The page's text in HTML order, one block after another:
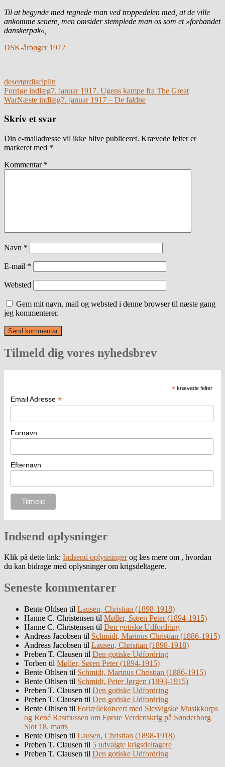
Til at begynde med regnede man ved troppedelen med, at de ville
ankomme senere, men omsider stemplede man os som et »forbandet
danskerpak«,
DSK-årbøger 1972
desertørdisciplin
Indlægsnavigation
Forrige indlæg7. januar 1917. Ugens kampe fra The Great
WarNæste indlæg7. januar 1917 – De faldne
Skriv et svar
Din e-mailadresse vil ikke blive publiceret. Krævede felter er
markeret med *
Kommentar *
Navn *
E-mail *
Websted
Gem mit navn, mail og websted i denne browser til næste gang
jeg kommenterer.
Tilmeld dig vores nyhedsbrev
* krævede felter
Email Adresse *
Fornavn
Efternavn
Indsend oplysninger
Klik på dette link: Indsend oplysningerog læs mere om , hvordan
du kan bidrage med oplysninger om krigsdeltagere.
Seneste kommentarer
Bente Ohlsen til Lausen, Christian (1898-1918)
Hanne C. Christensen til Møller, Søren Peter (1894-1915)
Hanne C. Christensen til Den gotiske Udfordring
Andreas Jacobsen til Schmidt, Marinus Christian (1886-1915)
Andreas Jacobsen til Lausen, Christian (1898-1918)
Preben T. Clausen til Den gotiske Udfordring
Torben til Møller, Søren Peter (1894-1915)
Bente Ohlsen til Schmidt, Marinus Christian (1886-1915)
Bente Ohlsen til Schmidt, Peter Jørgen (1893-1915)
Preben T. Clausen til Den gotiske Udfordring
Preben T. Clausen til Den gotiske Udfordring
Bente Ohlsen til Fortællekoncert med Slesvigske Musikkorps
og René Rasmussen om Første Verdenskrig på Sønderborg
Slot 18. marts
Bente Ohlsen til Lausen, Christian (1898-1918)
Preben T. Clausen til 5 udvalgte krigsdeltagere
Preben T. Clausen til Den gotiske Udfordring